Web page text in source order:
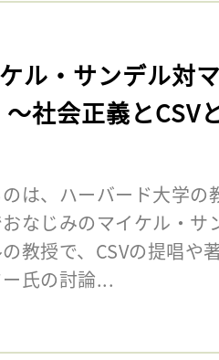
ケル・サンデル対
社会正義とCSV
は、ハーバード大学の
なじみのマイケル・サ
教授で、CSVの提唱や
氏の討論...